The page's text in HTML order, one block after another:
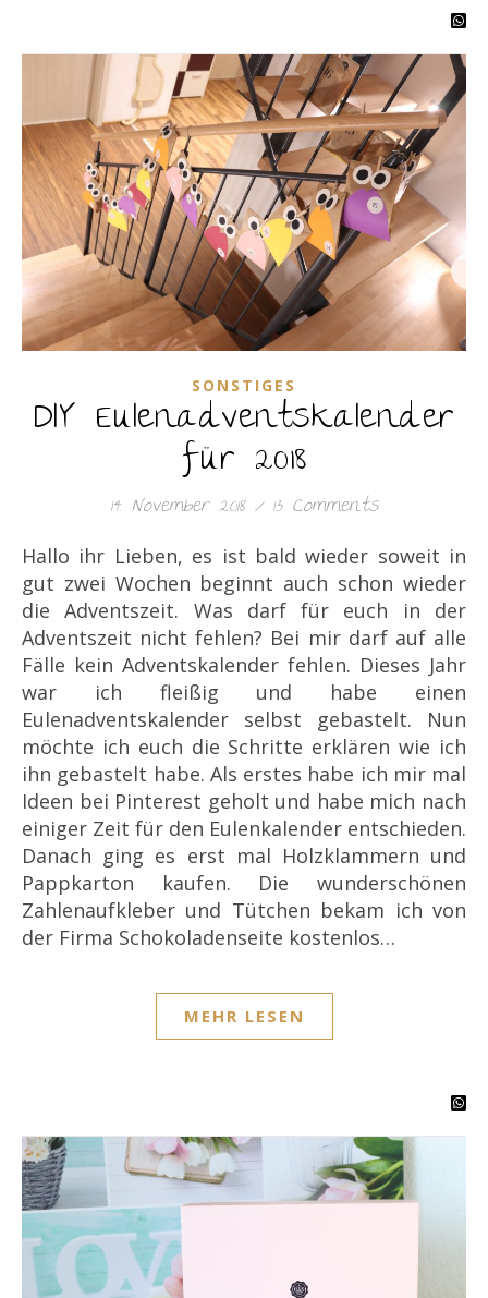
SONSTIGES
DIY Eulenadventskalender
für 2018
14. November 2018 / 13 Comments
Hallo ihr Lieben, es ist bald wieder soweit in
gut zwei Wochen beginnt auch schon wieder
die Adventszeit. Was darf für euch in der
Adventszeit nicht fehlen? Bei mir darf auf alle
Fälle kein Adventskalender fehlen. Dieses Jahr
war ich fleißig und habe einen
Eulenadventskalender selbst gebastelt. Nun
möchte ich euch die Schritte erklären wie ich
ihn gebastelt habe. Als erstes habe ich mir mal
Ideen bei Pinterest geholt und habe mich nach
einiger Zeit für den Eulenkalender entschieden.
Danach ging es erst mal Holzklammern und
Pappkarton kaufen. Die wunderschönen
Zahlenaufkleber und Tütchen bekam ich von
der Firma Schokoladenseite kostenlos…
MEHR LESEN